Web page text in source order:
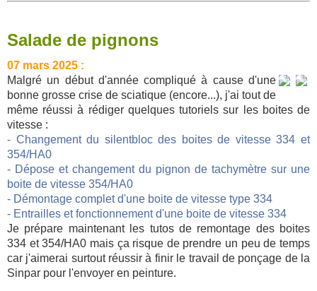
Salade de pignons
07 mars 2025 :
Malgré un début d'année compliqué à cause d'une
bonne grosse crise de sciatique (encore...), j'ai tout de
même réussi à rédiger quelques tutoriels sur les boites de
vitesse :
- Changement du silentbloc des boites de vitesse 334 et
354/HA0
- Dépose et changement du pignon de tachymètre sur une
boite de vitesse 354/HA0
- Démontage complet d'une boite de vitesse type 334
- Entrailles et fonctionnement d'une boite de vitesse 334
Je prépare maintenant les tutos de remontage des boites
334 et 354/HA0 mais ça risque de prendre un peu de temps
car j'aimerai surtout réussir à finir le travail de ponçage de la
Sinpar pour l'envoyer en peinture.